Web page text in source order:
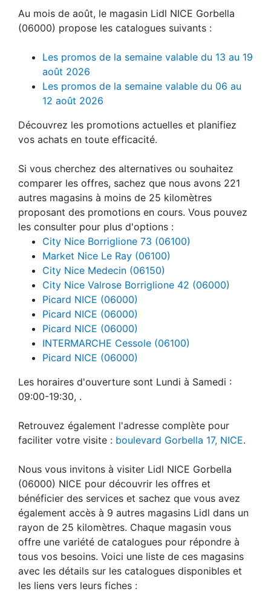
Au mois de août, le magasin Lidl NICE Gorbella
(06000) propose les catalogues suivants :
Les promos de la semaine valable du 13 au 19
août 2026
Les promos de la semaine valable du 06 au
12 août 2026
Découvrez les promotions actuelles et planifiez
vos achats en toute efficacité.
Si vous cherchez des alternatives ou souhaitez
comparer les offres, sachez que nous avons 221
autres magasins à moins de 25 kilomètres
proposant des promotions en cours. Vous pouvez
les consulter pour plus d'options :
City Nice Borriglione 73 (06100)
Market Nice Le Ray (06100)
City Nice Medecin (06150)
City Nice Valrose Borriglione 42 (06000)
Picard NICE (06000)
Picard NICE (06000)
Picard NICE (06000)
INTERMARCHE Cessole (06100)
Picard NICE (06000)
Les horaires d'ouverture sont Lundi à Samedi :
09:00-19:30, .
Retrouvez également l'adresse complète pour
faciliter votre visite : boulevard Gorbella 17, NICE.
Nous vous invitons à visiter Lidl NICE Gorbella
(06000) NICE pour découvrir les offres et
bénéficier des services et sachez que vous avez
également accès à 9 autres magasins Lidl dans un
rayon de 25 kilomètres. Chaque magasin vous
offre une variété de catalogues pour répondre à
tous vos besoins. Voici une liste de ces magasins
avec les détails sur les catalogues disponibles et
les liens vers leurs fiches :